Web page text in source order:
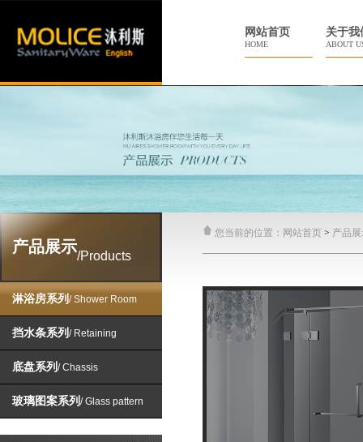
网站首页
HOME
关于我
ABOUT
产品展示
/Products
淋浴房系列 / Shower Room
挡水条系列 / Retaining
底盘系列 / Chassis
玻璃图案系列 / Glass pattern
您当前的位置： 网站首页 > 产品